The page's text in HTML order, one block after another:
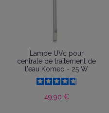
Lampe UVc pour
centrale de traitement de
l'eau Komeo - 25 W
49,90 €